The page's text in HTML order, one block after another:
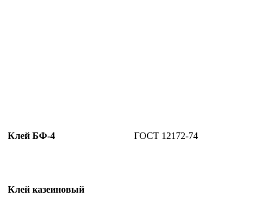
Клей БФ-4 ГОСТ 12172-74
Клей казеиновый